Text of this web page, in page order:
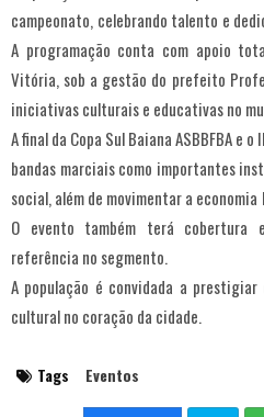
campeonato, celebrando talento e
A programação conta com apoio
Vitória, sob a gestão do prefeito
iniciativas culturais e educativas no
A final da Copa Sul Baiana ASBBFBA e o
bandas marciais como importantes
social, além de movimentar a
O evento também terá cobertura
referência no segmento.
A população é convidada a
cultural no coração da cidade.
Tags Eventos